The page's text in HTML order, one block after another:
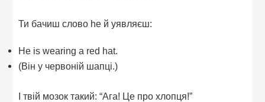
Ти бачиш слово he й уявляєш:
He is wearing a red hat.
(Він у червоній шапці.)
І твій мозок такий: “Ага! Це про хлопця!”